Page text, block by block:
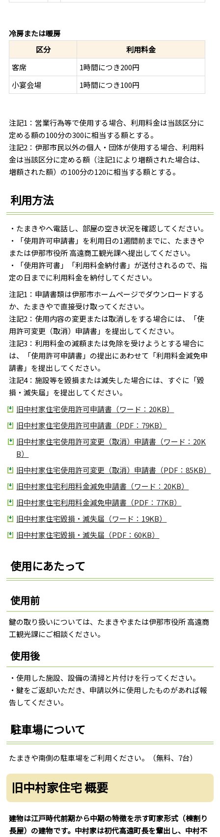
冷房または暖房
区分
利用料金
客席
1時間につき200円
小宴会場
1時間につき100円
注記1：営業行為等で使用する場合、利用料金は当該区分に
定める額の100分の300に相当する額とする。
注記2：伊那市民以外の個人・団体が使用する場合、利用料
金は当該区分に定める額（注記1により増額された場合は、
増額された額）の100分の120に相当する額とする。
利用方法
・たまきやへ電話し、部屋の空き状況を確認してください。
・「使用許可申請書」を利用日の1週間前までに、たまきや
または伊那市役所 高遠商工観光課へ提出してください。
・「使用許可書」「利用料金納付書」が送付されるので、指
定の日までに利用料金を納付してください。
注記1：申請書類は伊那市ホームページでダウンロードする
か、たまきやで直接受け取ってください。
注記2：使用内容の変更または取消しをする場合には、「使
用許可変更（取消）申請書」を提出してください。
注記3：利用料金の減額または免除を受けようとする場合に
は、「使用許可申請書」の提出にあわせて「利用料金減免申
請書」を提出してください。
注記4：施設等を毀損または滅失した場合には、すぐに「毀
損・滅失届」を提出してください。
旧中村家住宅使用許可申請書（ワード：20KB）
旧中村家住宅使用許可申請書（PDF：79KB）
旧中村家住宅使用許可変更（取消）申請書（ワード：20K
B）
旧中村家住宅使用許可変更（取消）申請書（PDF：85KB）
旧中村家住宅利用料金減免申請書（ワード：20KB）
旧中村家住宅利用料金減免申請書（PDF：77KB）
旧中村家住宅毀損・滅失届（ワード：19KB）
旧中村家住宅毀損・滅失届（PDF：60KB）
使用にあたって
使用前
鍵の取り扱いについては、たまきやまたは伊那市役所 高遠商
工観光課にご相談ください。
使用後
・使用した施設、設備の清掃と片付けを行ってください。
・鍵をご返却いただき、申請以外に使用したものがあれば報
告してください。
駐車場について
たまきや南側の駐車場をご利用ください。（無料、7台）
旧中村家住宅 概要
建物は江戸時代前期から中期の特徴を示す町家形式（棟割り
長屋）の建物です。中村家は初代高遠町長を輩出し、中村不